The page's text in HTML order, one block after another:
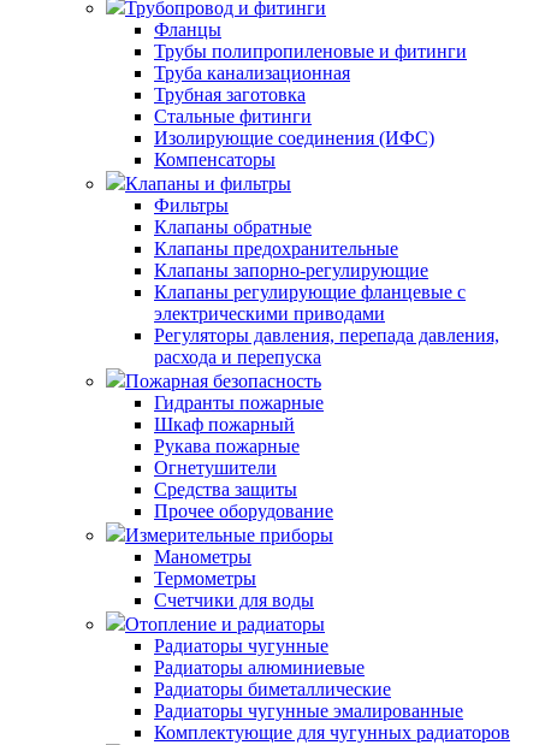
Трубопровод и фитинги
Фланцы
Трубы полипропиленовые и фитинги
Труба канализационная
Трубная заготовка
Стальные фитинги
Изолирующие соединения (ИФС)
Компенсаторы
Клапаны и фильтры
Фильтры
Клапаны обратные
Клапаны предохранительные
Клапаны запорно-регулирующие
Клапаны регулирующие фланцевые с
электрическими приводами
Регуляторы давления, перепада давления,
расхода и перепуска
Пожарная безопасность
Гидранты пожарные
Шкаф пожарный
Рукава пожарные
Огнетушители
Средства защиты
Прочее оборудование
Измерительные приборы
Манометры
Термометры
Счетчики для воды
Отопление и радиаторы
Радиаторы чугунные
Радиаторы алюминиевые
Радиаторы биметаллические
Радиаторы чугунные эмалированные
Комплектующие для чугунных радиаторов